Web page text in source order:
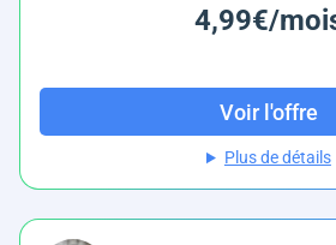
4,99€/
Voir l'offre
Plus de détails